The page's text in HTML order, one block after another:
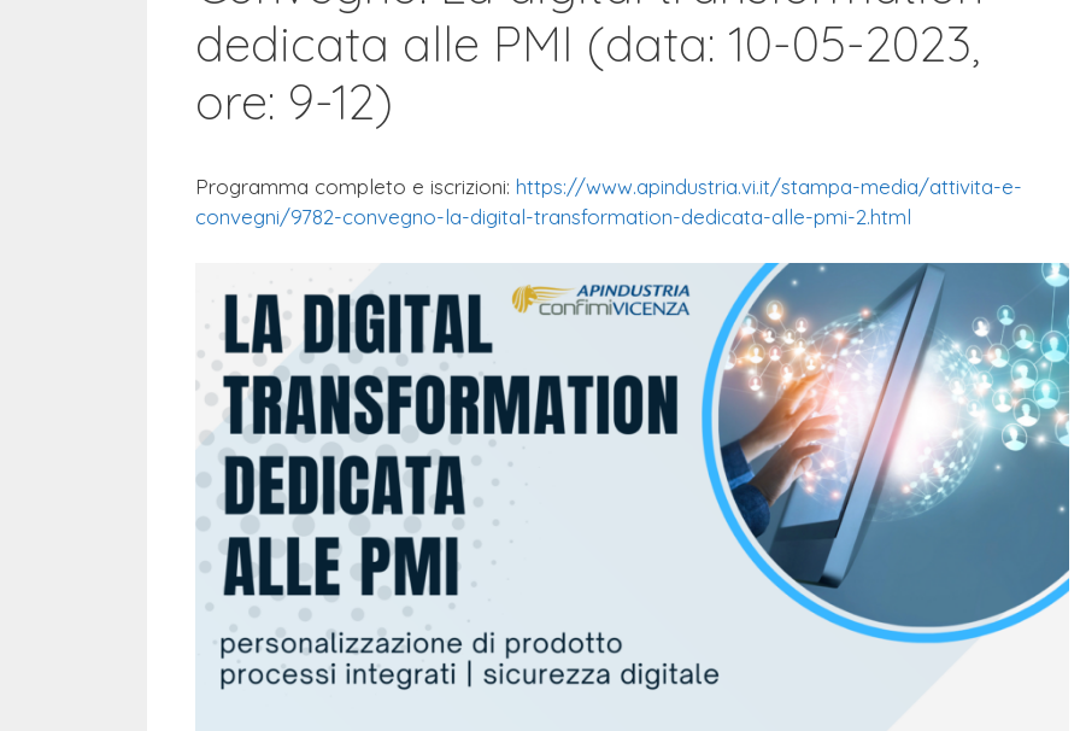
dedicata alle PMI (data: 10-05-2023,
ore: 9-12)
Programma completo e iscrizioni: https://www.apindustria.vi.it/stampa-media/attivita-e-
convegni/9782-convegno-la-digital-transformation-dedicata-alle-pmi-2.html